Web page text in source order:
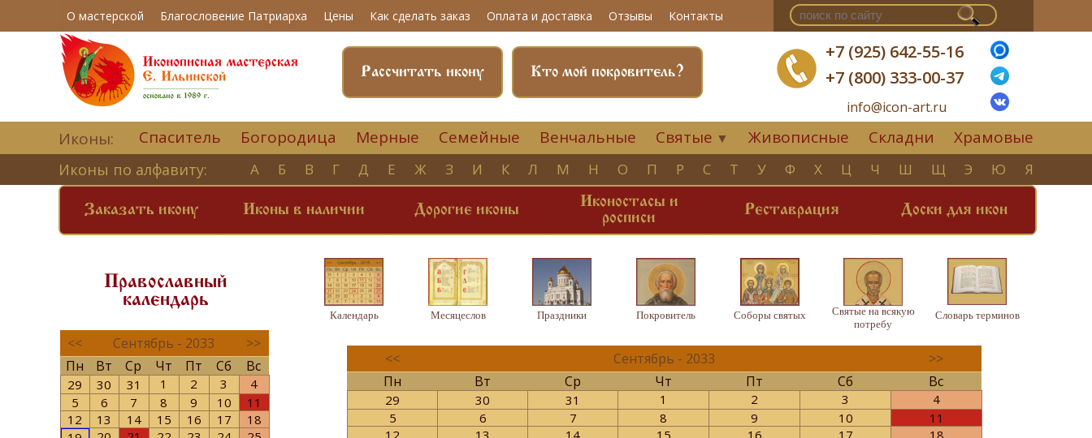
О мастерской Благословение Патриарха Цены Как сделать заказ Оплата и доставка Отзывы Контакты
+7 (925) 642-55-16
+7 (800) 333-00-37
info@icon-art.ru
Кто мой покровитель?
Рассчитать икону
Иконы: Спаситель Богородица Мерные Семейные Венчальные Святые ▼ Живописные Складни Храмовые
Иконы по алфавиту: А Б В Г Д Е Ж З И К Л М Н О П Р С Т У Ф Х Ц Ч Ш Щ Э Ю Я
Заказать икону Иконы в наличии Дорогие иконы
Иконостасы и
росписи
Реставрация Доски для икон
Православный
календарь
<< Сентябрь - 2033
>>
Пн
Вт Ср Чт Пт Сб Вс
29 30 31 1 2 3
4
5
6 7 8 9 10
11
12
13 14 15 16 17
18
Календарь Месяцеслов Праздники Покровитель Соборы святых
Святые на всякую
потребу
Словарь терминов
<< Сентябрь - 2033
>>
Пн
Вт Ср Чт Пт Сб Вс
29 30 31 1 2 3
4
5
6 7 8 9 10
11
12
13 14 15 16 17
18